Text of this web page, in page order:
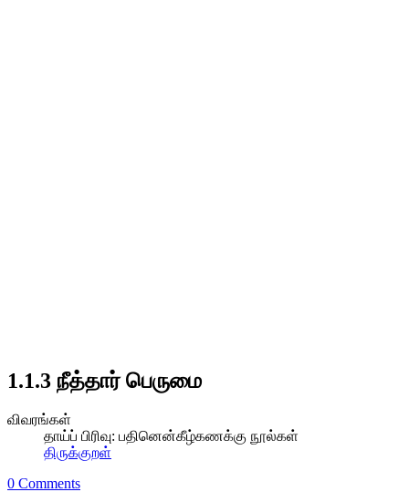
1.1.3 நீத்தார் பெருமை
விவரங்கள்
தாய்ப் பிரிவு: பதினென்கீழ்கணக்கு நூல்கள்
திருக்குறள்
0 Comments